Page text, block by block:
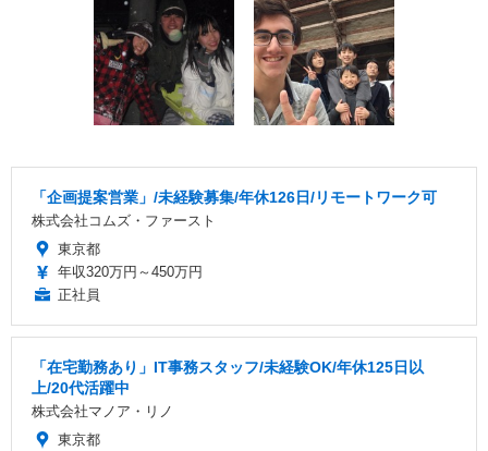
「企画提案営業」/未経験募集/年休126日/リモートワーク可
株式会社コムズ・ファースト
東京都
年収320万円～450万円
正社員
「在宅勤務あり」IT事務スタッフ/未経験OK/年休125日以
上/20代活躍中
株式会社マノア・リノ
東京都